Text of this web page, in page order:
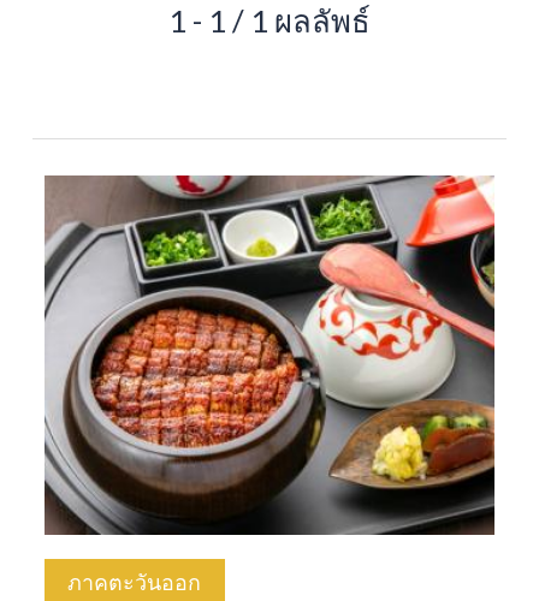
1 - 1 / 1 ผลลัพธ์
ภาคตะวันออก